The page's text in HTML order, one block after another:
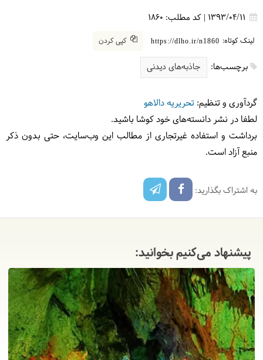
1393/04/11
| کد مطلب: 1860
لینک کوتاه: https://dlho.ir/n1860 کپی کردن
برچسب‌ها: جاذبه‌های دیدنی
گردآوری و تنظیم: تحریریه دالاهو
لطفا در نشر دانسته‌های خود کوشا باشید.
برداشت و استفاده غیرتجاری از مطالب این وب‌سایت، حتی بدون ذکر
منبع آزاد است.
به اشتراک بگذارید:
پیشنهاد می‌کنیم بخوانید: